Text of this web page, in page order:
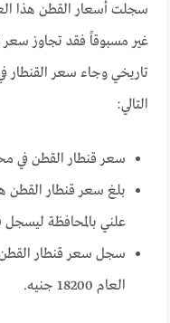
سجلت أسعار القطن هذا
تاريخي وجاء سعر القنطار
التالي:
سعر قنطار القطن في
علني بالمحافظة ليسجل 15700 جنيه.
سجل سعر قنطار القطن
العام 18200 جنيه.